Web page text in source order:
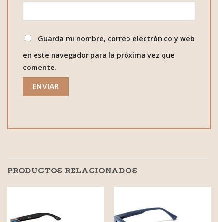
Guarda mi nombre, correo electrónico y web
en este navegador para la próxima vez que
comente.
PRODUCTOS RELACIONADOS